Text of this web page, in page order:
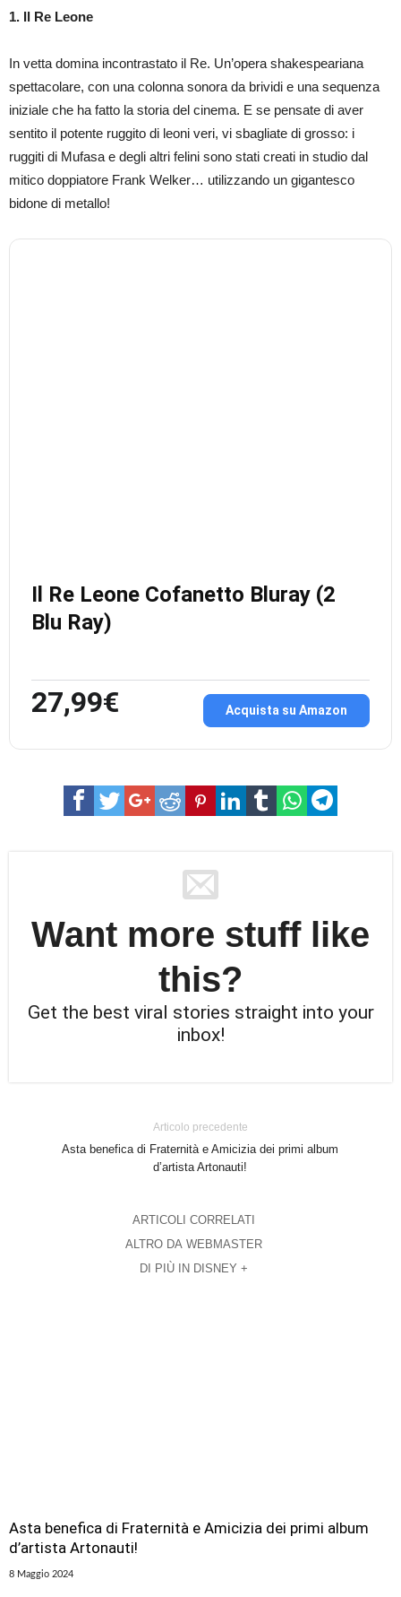
1. Il Re Leone
In vetta domina incontrastato il Re. Un’opera shakespeariana
spettacolare, con una colonna sonora da brividi e una sequenza
iniziale che ha fatto la storia del cinema. E se pensate di aver
sentito il potente ruggito di leoni veri, vi sbagliate di grosso: i
ruggiti di Mufasa e degli altri felini sono stati creati in studio dal
mitico doppiatore Frank Welker… utilizzando un gigantesco
bidone di metallo!
Il Re Leone Cofanetto Bluray (2
Blu Ray)
27,99€ Acquista su Amazon
Want more stuff like
this?
Get the best viral stories straight into your
inbox!
Articolo precedente
Asta benefica di Fraternità e Amicizia dei primi album
d’artista Artonauti!
ARTICOLI CORRELATI
ALTRO DA WEBMASTER
DI PIÙ IN DISNEY +
Asta benefica di Fraternità e Amicizia dei primi album
d’artista Artonauti!
8 Maggio 2024